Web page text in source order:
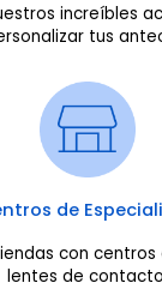
increíbles
tus
de
con centros
lentes de